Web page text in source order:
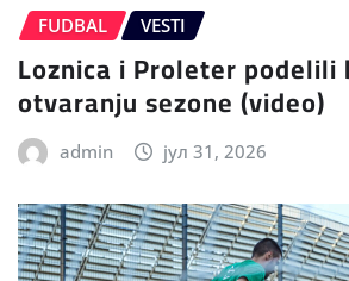
FUDBAL VESTI
Loznica i Proleter podelili
otvaranju sezone (video)
admin јул 31, 2026